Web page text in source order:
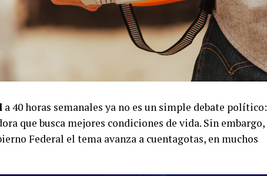
a 40 horas semanales ya no es un simple debate político:
que busca mejores condiciones de vida. Sin embargo,
Federal el tema avanza a cuentagotas, en muchos